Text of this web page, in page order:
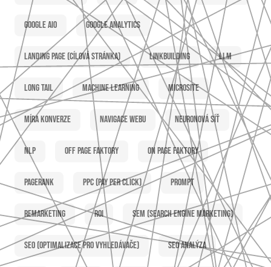
Google AIO Google Analytics
Landing page (cílová stránka) Linkbuilding LLM
Long tail Machine learning Microsite
Míra konverze Navigace webu Neuronová síť
NLP Off page faktory On page faktory
PageRank PPC (Pay per click) Prompt
Remarketing ROI SEM (Search Engine Marketing)
SEO (optimalizace pro vyhledávače) SEO analýza